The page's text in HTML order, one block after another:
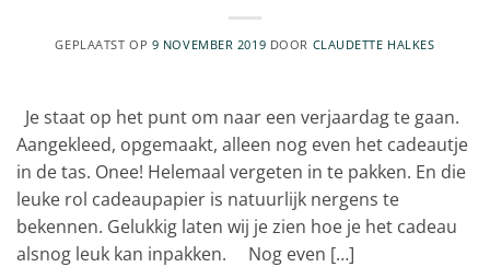
GEPLAATST OP 9 NOVEMBER 2019 DOOR CLAUDETTE HALKES
Je staat op het punt om naar een verjaardag te gaan.
Aangekleed, opgemaakt, alleen nog even het cadeautje
in de tas. Onee! Helemaal vergeten in te pakken. En die
leuke rol cadeaupapier is natuurlijk nergens te
bekennen. Gelukkig laten wij je zien hoe je het cadeau
alsnog leuk kan inpakken. Nog even […]